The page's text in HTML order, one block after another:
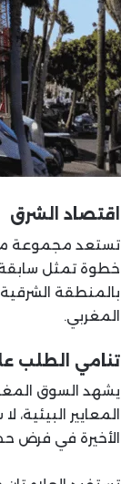
اقتصاد الشرق
خطوة تمثل سابقة
بالمنطقة
المغربي.
تنامي الطلب
يشهد السوق
الأخيرة في فرض